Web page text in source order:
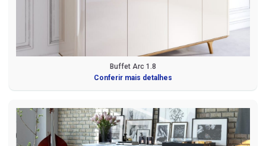
Buffet Arc 1.8
Conferir mais detalhes